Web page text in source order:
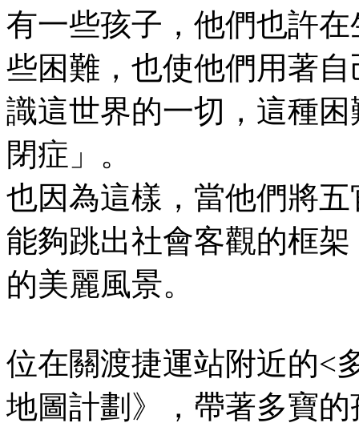
有一些孩子，他們也許
些困難，也使他們用著
識這世界的一切，這種
閉症」。
也因為這樣，當他們將
能夠跳出社會客觀的框
的美麗風景。
位在關渡捷運站附近的<
地圖計劃》，帶著多寶